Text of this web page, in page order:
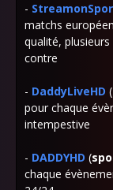
-
matchs
qualité,
contre
- DaddyLiveHD (
pour chaque
intempestive
- DADDYHD (
chaque